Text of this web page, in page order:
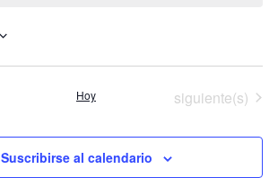
Hoy Eventos
siguiente(s)
Suscribirse al calendario